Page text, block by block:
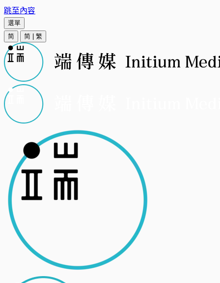
跳至內容
選單
简
简 繁